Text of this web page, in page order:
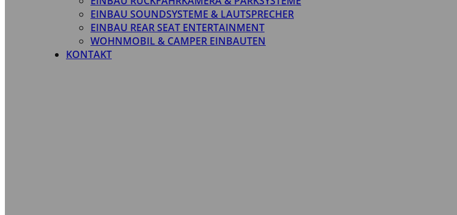
EINBAU SOUNDSYSTEME & LAUTSPRECHER
EINBAU REAR SEAT ENTERTAINMENT
WOHNMOBIL & CAMPER EINBAUTEN
KONTAKT